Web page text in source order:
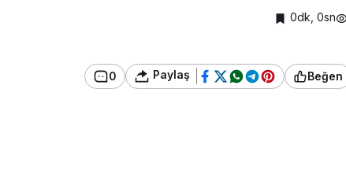
0dk, 0sn
0 Paylaş Beğen